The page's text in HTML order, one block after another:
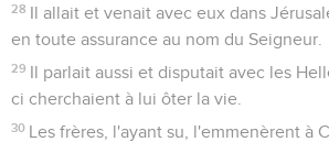
28 Il allait et venait avec eux dans
en toute assurance au nom du Seigneur.
29 Il parlait aussi et disputait avec les
ci cherchaient à lui ôter la vie.
30 Les frères, l'ayant su, l'emmenèrent à